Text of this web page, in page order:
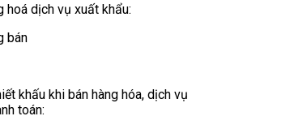
hoá dịch vụ xuất khẩu:
bán
khấu khi bán hàng hóa, dịch vụ
toán: